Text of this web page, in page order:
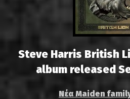
Steve Harris British
album released
Νέα Maiden